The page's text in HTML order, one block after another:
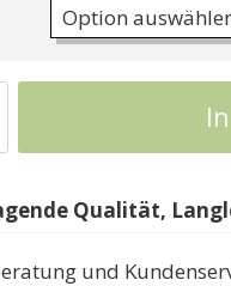
Qualität,
und